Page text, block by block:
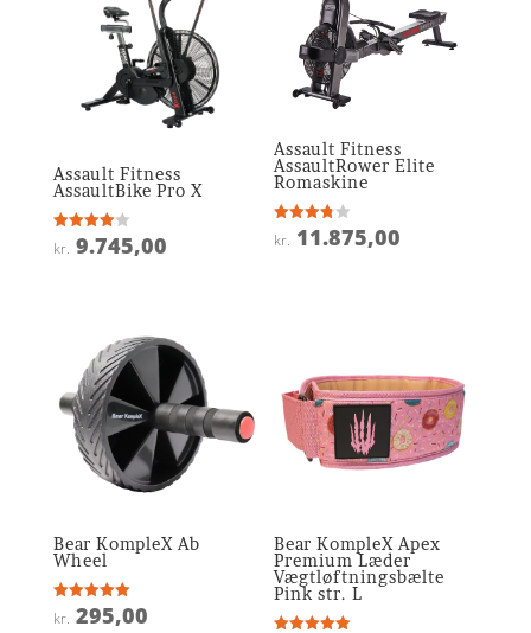
Assault Fitness
AssaultBike Pro X
Vurderet
4
kr. 9.745,00
Assault Fitness
AssaultRower Elite
Romaskine
Vurderet
3.8
kr. 11.875,00
Bear KompleX Ab
Wheel
Vurderet
5
kr. 295,00
Bear KompleX Apex
Premium Læder
Vægtløftningsbælte
Pink str. L